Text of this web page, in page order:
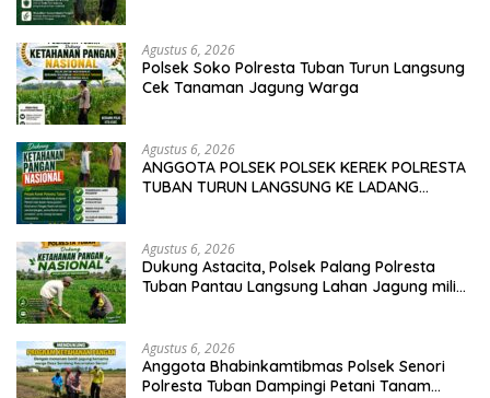
Agustus 6, 2026
Polsek Soko Polresta Tuban Turun Langsung
Cek Tanaman Jagung Warga
Agustus 6, 2026
ANGGOTA POLSEK POLSEK KEREK POLRESTA
TUBAN TURUN LANGSUNG KE LADANG
Agustus 6, 2026
Dukung Astacita, Polsek Palang Polresta
Tuban Pantau Langsung Lahan Jagung milik
Agustus 6, 2026
Anggota Bhabinkamtibmas Polsek Senori
Polresta Tuban Dampingi Petani Tanam